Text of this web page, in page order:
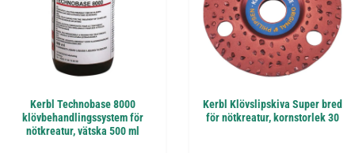
Kerbl Technobase 8000
klövbehandlingssystem för
nötkreatur, vätska 500 ml
Kerbl Klövslipskiva Super bred
för nötkreatur, kornstorlek 30